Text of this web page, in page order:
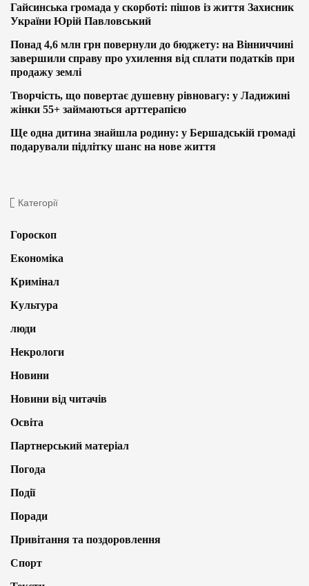
Гайсинська громада у скорботі: пішов із життя Захисник
України Юрій Павловський
Понад 4,6 млн грн повернули до бюджету: на Вінниччині
завершили справу про ухилення від сплати податків при
продажу землі
Творчість, що повертає душевну рівновагу: у Ладижині
жінки 55+ займаються арттерапією
Ще одна дитина знайшла родину: у Бершадській громаді
подарували підлітку шанс на нове життя
Категорії
Гороскоп
Економіка
Кримінал
Культура
люди
Некрологи
Новини
Новини від читачів
Освіта
Партнерський матеріал
Погода
Події
Поради
Привітання та поздоровлення
Спорт